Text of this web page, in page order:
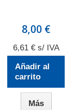
8,00 €
6,61 € s/ IVA
Añadir al
carrito
Más